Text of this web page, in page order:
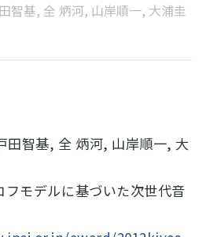
智基, 全 炳河, 山岸順一, 大浦圭
田智基, 全 炳河, 山岸順一, 大
フモデルに基づいた次世代音